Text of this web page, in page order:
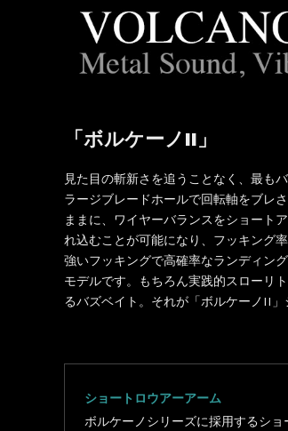
「ボルケーノII」
見た目の斬新さを追うことなく、最も
ラージブレードホールで回転軸をブレ
ままに、ワイヤーバランスをショート
れ込むことが可能になり、フッキング
強いフッキングで高確率なランディン
モデルです。もちろん実践的スローリ
るバズベイト。それが「ボルケーノII」
ショートロウアーアーム
ボルケーノシリーズに採用するシ